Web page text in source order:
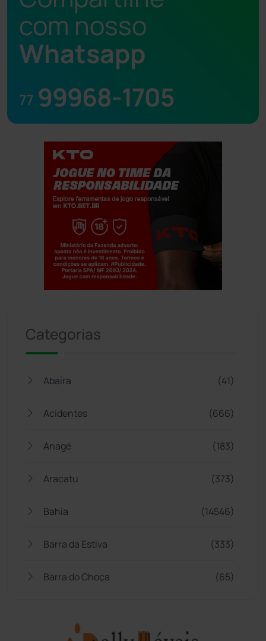
com nosso
Whatsapp
77 99968-1705
Categorias
Abaíra (41)
Acidentes (666)
Anagé (183)
Aracatu (373)
Bahia (14546)
Barra da Estiva (333)
Barra do Choça (65)